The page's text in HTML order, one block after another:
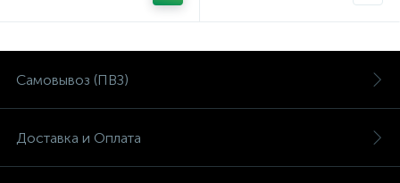
Самовывоз (ПВЗ)
Доставка и Оплата